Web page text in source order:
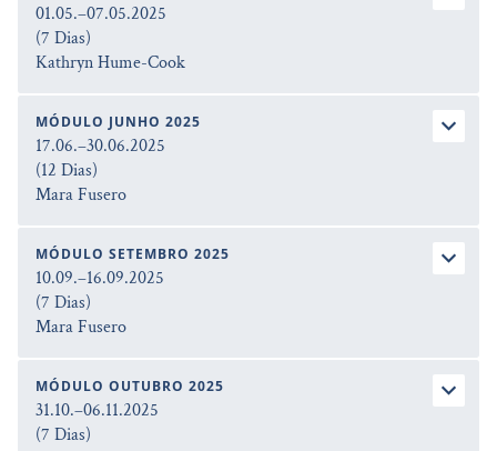
01.05.–07.05.2025
(7 Dias)
Kathryn Hume-Cook
MÓDULO JUNHO 2025
17.06.–30.06.2025
(12 Dias)
Mara Fusero
MÓDULO SETEMBRO 2025
10.09.–16.09.2025
(7 Dias)
Mara Fusero
MÓDULO OUTUBRO 2025
31.10.–06.11.2025
(7 Dias)